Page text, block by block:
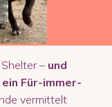
– und
Für-immer-
vermittelt